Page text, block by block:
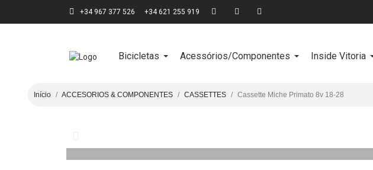
+34 967 377 526 +34 621 255 919
Bicicletas Acessórios/Componentes Inside Vitoria
Início ACCESORIOS & COMPONENTES CASSETTES Cassette Miche Primato 8v 18-28